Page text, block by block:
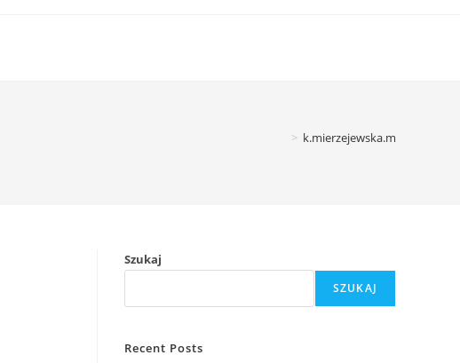
> k.mierzejewska.m
Szukaj
SZUKAJ
Recent Posts